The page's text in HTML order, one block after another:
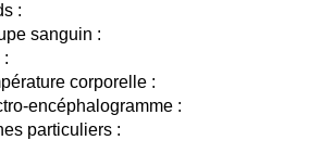
:
sanguin :
:
corporelle :
encéphalogramme :
particuliers :